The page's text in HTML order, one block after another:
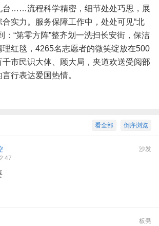
台……流程科学精密，细节处处巧思，展
实力。服务保障工作中，处处可见“北
：“第零方阵”整齐划一洗扫长安街，保洁
理红毯，4265名志愿者的微笑绽放在500
市民识大体、顾大局，夹道欢送受阅部
行表达爱国热情。
倒序浏览
看全部
沙发
板凳